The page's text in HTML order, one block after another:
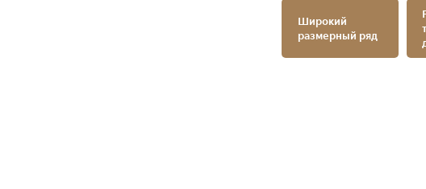
Широкий
размерный ряд